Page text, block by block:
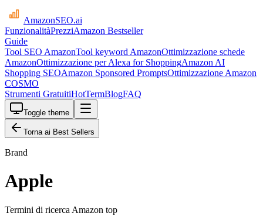
AmazonSEO.ai
FunzionalitàPrezziAmazon Bestseller
Guide
Tool SEO AmazonTool keyword AmazonOttimizzazione schede
AmazonOttimizzazione per Alexa for ShoppingAmazon AI
Shopping SEOAmazon Sponsored PromptsOttimizzazione Amazon
COSMO
Strumenti GratuitiHotTermBlogFAQ
Toggle theme
Torna ai Best Sellers
Brand
Apple
Termini di ricerca Amazon top